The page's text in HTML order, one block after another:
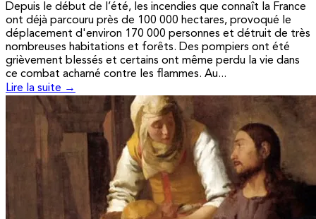
Depuis le début de l’été, les incendies que connaît la France
ont déjà parcouru près de 100 000 hectares, provoqué le
déplacement d'environ 170 000 personnes et détruit de très
nombreuses habitations et forêts. Des pompiers ont été
grièvement blessés et certains ont même perdu la vie dans
ce combat acharné contre les flammes. Au...
Lire la suite →